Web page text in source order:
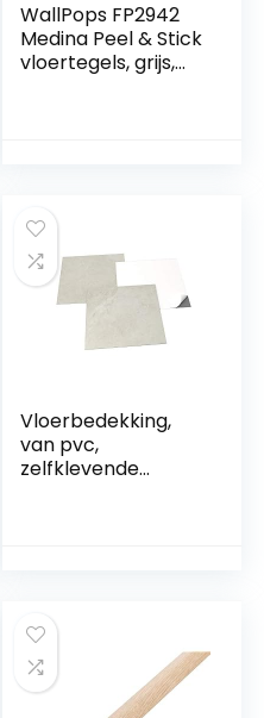
WallPops FP2942
Medina Peel & Stick
vloertegels, grijs,
Vloerbedekking,
van pvc,
zelfklevende